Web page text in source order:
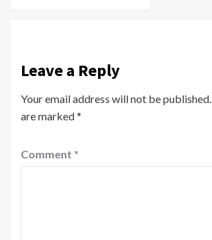
Leave a Reply
Your email address will not be published.
are marked*
Comment *